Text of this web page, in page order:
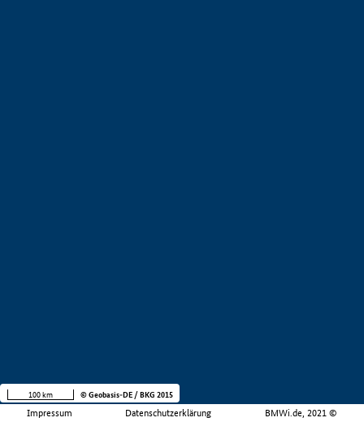
Impressum Datenschutzerklärung BMWi.de, 2021 ©
100 km © Geobasis-DE / BKG 2015